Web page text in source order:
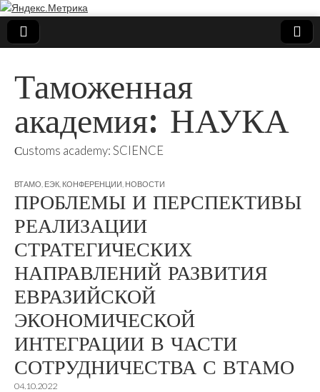
Таможенная
академия: НАУКА
Сustoms academy: SCIENCE
ВТАМО ЕЭК КОНФЕРЕНЦИИ НОВОСТИ
ПРОБЛЕМЫ И ПЕРСПЕКТИВЫ
РЕАЛИЗАЦИИ
СТРАТЕГИЧЕСКИХ
НАПРАВЛЕНИЙ РАЗВИТИЯ
ЕВРАЗИЙСКОЙ
ЭКОНОМИЧЕСКОЙ
ИНТЕГРАЦИИ В ЧАСТИ
СОТРУДНИЧЕСТВА С ВТАМО
04.10.2022